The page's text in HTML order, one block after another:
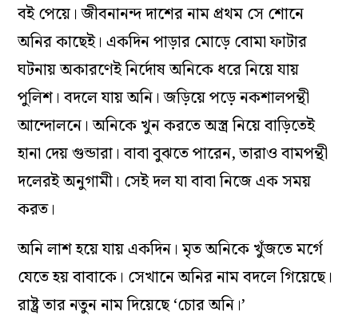
বই পেয়ে। জীবনানন্দ দাশের নাম প্রথম সে শোনে
অনির কাছেই। একদিন পাড়ার মোড়ে বোমা ফাটার
ঘটনায় অকারণেই নির্দোষ অনিকে ধরে নিয়ে যায়
পুলিশ। বদলে যায় অনি। জড়িয়ে পড়ে নকশালপন্থী
আন্দোলনে। অনিকে খুন করতে অস্ত্র নিয়ে বাড়িতেই
হানা দেয় গুন্ডারা। বাবা বুঝতে পারেন, তারাও বামপন্থী
দলেরই অনুগামী। সেই দল যা বাবা নিজে এক সময়
করত।
অনি লাশ হয়ে যায় একদিন। মৃত অনিকে খুঁজতে মর্গে
যেতে হয় বাবাকে। সেখানে অনির নাম বদলে গিয়েছে।
রাষ্ট্র তার নতুন নাম দিয়েছে ‘চোর অনি।’